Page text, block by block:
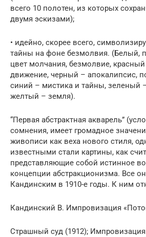
всего 10 полотен, из которых
двумя эскизами);
• идейно, скорее всего,
тайны на фоне безмолвия. (Белый,
цвет молчания, безмолвие,
движение, черный – апокалипсис,
синий – мистика и тайны, зеленый
желтый – земля).
“Первая абстрактная акварель”
сомнения, имеет громадное
живописи как веха нового стиля,
известными стали картины, как
представляющие собой истинное
концепции абстракционизма. Все
Кандинским в 1910-е годы. К ним
Кандинский В. Импровизация
Страшный суд (1912); Импровизация